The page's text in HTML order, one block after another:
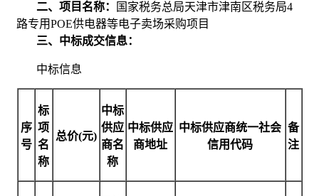
二、项目名称：
国家税务总局天津市津南区税务局4
路专用POE供电器等电子卖场采购项目
三、中标成交信息：
中标信息
序
号
标
项
名
称
总价(元)
中标
供应
商名
称
中标供应
商地址
中标供应商统一社会
信用代码
备
注